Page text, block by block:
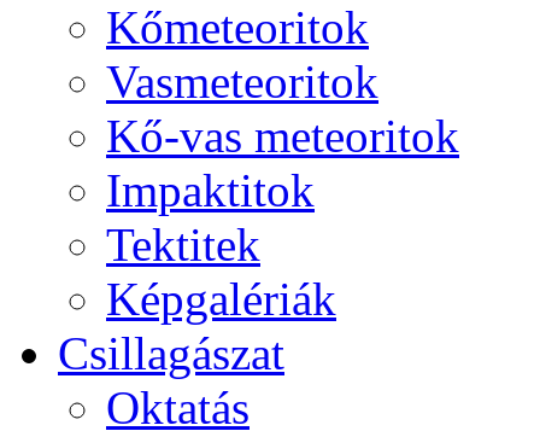
Kő­me­te­o­ri­tok
Vas­me­te­o­ri­tok
Kő-vas me­te­o­ri­tok
Imp­ak­ti­tok
Tek­ti­tek
Kép­ga­lé­ri­ák
Csil­la­gá­szat
Ok­ta­tás